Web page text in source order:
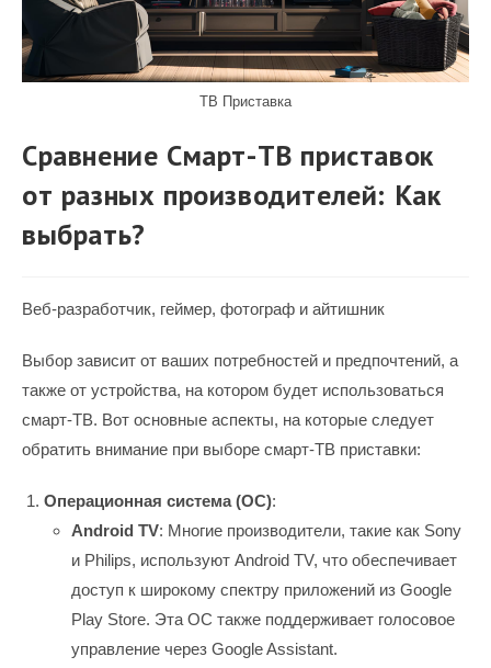
ТВ Приставка
Сравнение Смарт-ТВ приставок
от разных производителей: Как
выбрать?
Веб-разработчик, геймер, фотограф и айтишник
Выбор зависит от ваших потребностей и предпочтений, а
также от устройства, на котором будет использоваться
смарт-ТВ. Вот основные аспекты, на которые следует
обратить внимание при выборе смарт-ТВ приставки:
Операционная система (ОС):
Android TV: Многие производители, такие как Sony
и Philips, используют Android TV, что обеспечивает
доступ к широкому спектру приложений из Google
Play Store. Эта ОС также поддерживает голосовое
управление через Google Assistant.